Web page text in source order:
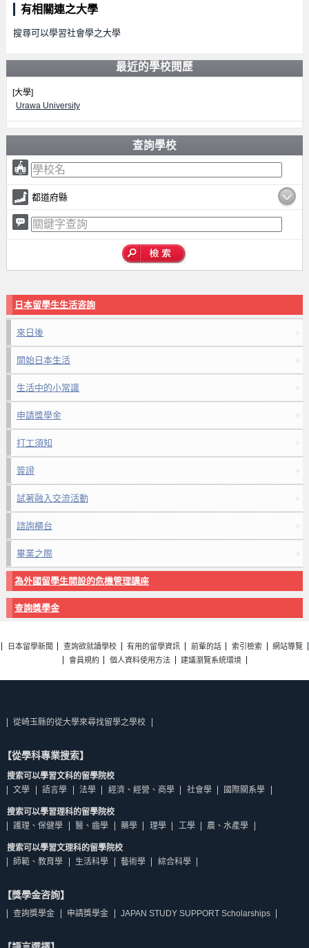
有相關連之大學
搜尋可以學習社會學之大學
最近的學校閱歷
[大學]
Urawa University
查詢學校
都道府縣
日本留學生生活咨詢
來日後
開始日本生活
生活中的小常識
申請獎學金
打工須知
簽證
試著融入交流活動
諮詢櫃台
畢業之際
為外國留學生開設的危機管理講座
查詢獎學金
日本留學新聞 查詢欲就讀學校 有用的留學資訊 前輩的話 索引檢索
網站導覽
會員規約
個人資料使用方法 建議瀏覽系統環境
從崎玉縣的從大學來尋找留學之學校
【從學科專業搜索】
搜索可以學習文科的留學院校
文學
語言學 法學 經濟、經營、商學 社會學 國際關系學
搜索可以學習理科的留學院校
護理、保健學
醫、齒學 藥學 理學 工學 農、水產學
搜索可以學習文理科的留學院校
師範、教育學
生活科學 藝術學 綜合科學
【獎學金咨詢】
查詢獎學金 申請獎學金 JAPAN STUDY SUPPORT Scholarships